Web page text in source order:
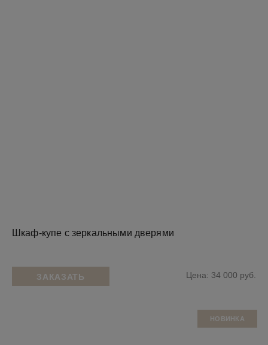
Шкаф-купе с зеркальными дверями
ЗАКАЗАТЬ Цена: 34 000 руб.
НОВИНКА